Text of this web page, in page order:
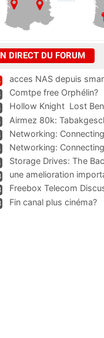
DIRECT DU FORUM
acces NAS depuis
Comtpe free Orphélin?
Hollow Knight  Lost
Airmez 80k:
Technologie und
Networking:
Networking:
Information
Storage Drives: The
Management
une amelioration
WIFI
Freebox Telecom
Communi
Fin canal plus cinéma?